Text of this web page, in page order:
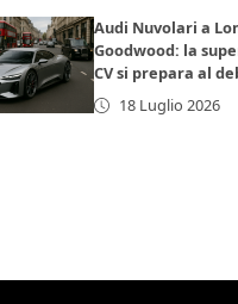
Audi Nuvolari a
Goodwood: la
CV si prepara al
18 Luglio 2026